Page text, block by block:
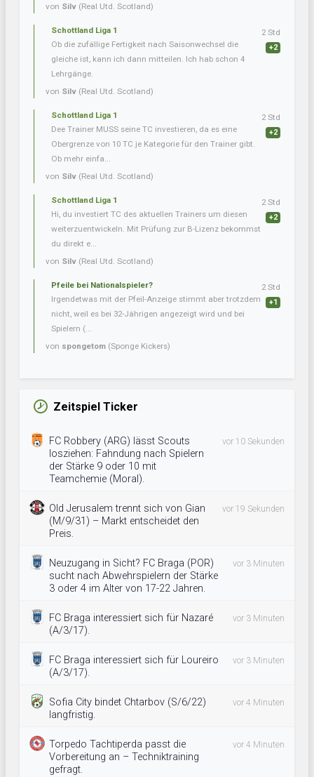
von Silv (Real Utd. Scotland)
Schottland Liga 1
Ob die zufällige Fertigkeit nach Saisonwechsel die
gleiche ist, kann ich dann mitteilen. Ich hab schon 4
Lehrgänge.
von Silv (Real Utd. Scotland)
2 Std
+2
Schottland Liga 1
Dee Trainer MUSS seine TC investieren, da es eine
Obergrenze von 10 TC je Kategorie für den Trainer gibt.
Ob mehr einfa...
von Silv (Real Utd. Scotland)
2 Std
+2
Schottland Liga 1
Hi, du investiert TC des aktuellen Trainers um diesen
weiterzuentwickeln. Mit Prüfung zur B-Lizenz bekommst
du direkt e...
von Silv (Real Utd. Scotland)
2 Std
+2
Pfeile bei Nationalspieler?
Irgendetwas mit der Pfeil-Anzeige stimmt aber trotzdem
nicht, weil es bei 32-Jährigen angezeigt wird und bei
Spielern (...
von spongetom (Sponge Kickers)
2 Std
+1
Zeitspiel Ticker
FC Robbery (ARG) lässt Scouts
losziehen: Fahndung nach Spielern
der Stärke 9 oder 10 mit
Teamchemie (Moral).
vor 10 Sekunden
Old Jerusalem trennt sich von Gian
(M/9/31) – Markt entscheidet den
Preis.
vor 19 Sekunden
Neuzugang in Sicht? FC Braga (POR)
sucht nach Abwehrspielern der Stärke
3 oder 4 im Alter von 17-22 Jahren.
vor 3 Minuten
FC Braga interessiert sich für Nazaré
(A/3/17).
vor 3 Minuten
FC Braga interessiert sich für Loureiro
(A/3/17).
vor 3 Minuten
Sofia City bindet Chtarbov (S/6/22)
langfristig.
vor 4 Minuten
Torpedo Tachtiperda passt die
Vorbereitung an – Techniktraining
gefragt.
vor 4 Minuten